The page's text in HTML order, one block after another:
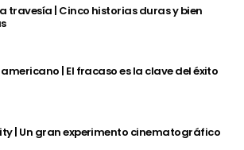
travesía | Cinco historias duras y bien
americano | El fracaso es la clave del éxito
| Un gran experimento cinematográfico